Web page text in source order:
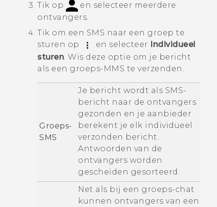
Tik op
en selecteer meerdere
ontvangers.
Tik om een SMS naar een groep te
sturen op
en selecteer
Individueel
sturen Wis deze optie om je bericht
als een groeps-MMS te verzenden.
Groeps-
SMS
Je bericht wordt als SMS-
bericht naar de ontvangers
gezonden en je aanbieder
berekent je elk individueel
verzonden bericht.
Antwoorden van de
ontvangers worden
gescheiden gesorteerd.
Net als bij een groeps-chat
kunnen ontvangers van een